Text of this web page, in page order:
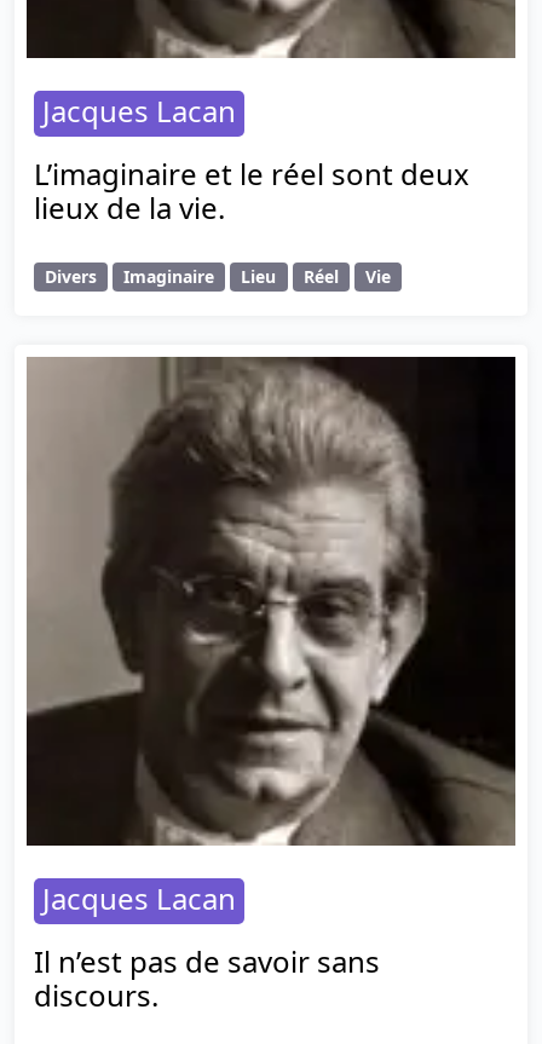
Jacques Lacan
L’imaginaire et le réel sont deux
lieux de la vie.
Divers Imaginaire Lieu Réel Vie
Jacques Lacan
Il n’est pas de savoir sans
discours.